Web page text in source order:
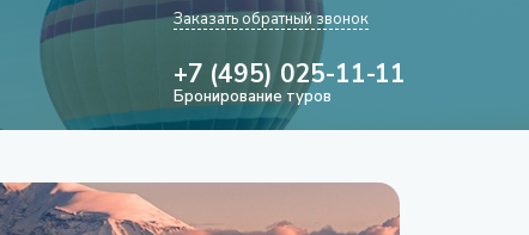
Заказать обратный звонок
+7 (495) 025-11-11
Бронирование туров